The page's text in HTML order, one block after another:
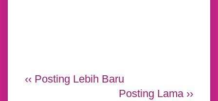
‹‹ Posting Lebih Baru
Posting Lama ››